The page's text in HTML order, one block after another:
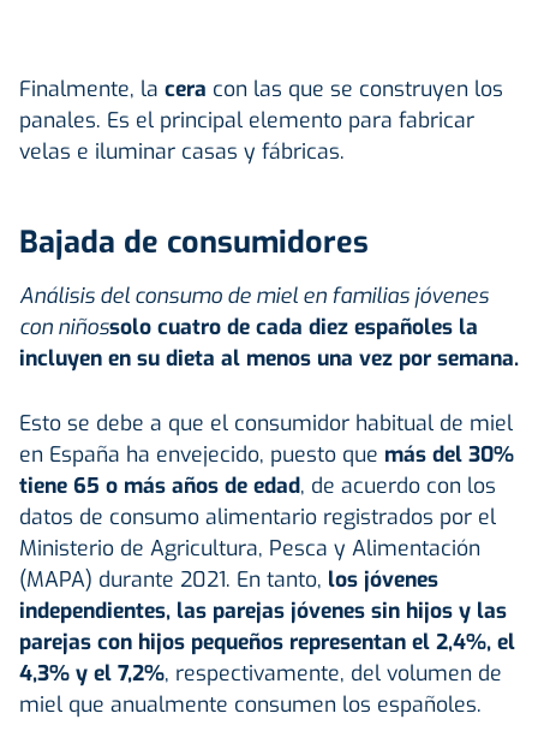
Finalmente, la cera con las que se construyen los
panales. Es el principal elemento para fabricar
velas e iluminar casas y fábricas.
Bajada de consumidores
Análisis del consumo de miel en familias jóvenes
con niñossolo cuatro de cada diez españoles la
incluyen en su dieta al menos una vez por semana.
Esto se debe a que el consumidor habitual de miel
en España ha envejecido, puesto que más del 30%
tiene 65 o más años de edad, de acuerdo con los
datos de consumo alimentario registrados por el
Ministerio de Agricultura, Pesca y Alimentación
(MAPA) durante 2021. En tanto, los jóvenes
independientes, las parejas jóvenes sin hijos y las
parejas con hijos pequeños representan el 2,4%, el
4,3% y el 7,2%, respectivamente, del volumen de
miel que anualmente consumen los españoles.